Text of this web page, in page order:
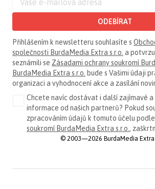
ODEBÍRAT
Přihlášením k newsletteru souhlasíte s
společnosti BurdaMedia Extra s.r.o. a
seznámili se Zásadami ochrany soukromí
BurdaMedia Extra s.r.o. bude s Vašimi údaji
organizaci a vyhodnocení akce a zasílání
Chcete navíc dostávat i další zajímavé a
informace od našich partnerů? Pokud
zpracováním údajů k tomuto účelu podle
soukromí BurdaMedia Extra s.r.o. ,
© 2003—2026 BurdaMedia Extra